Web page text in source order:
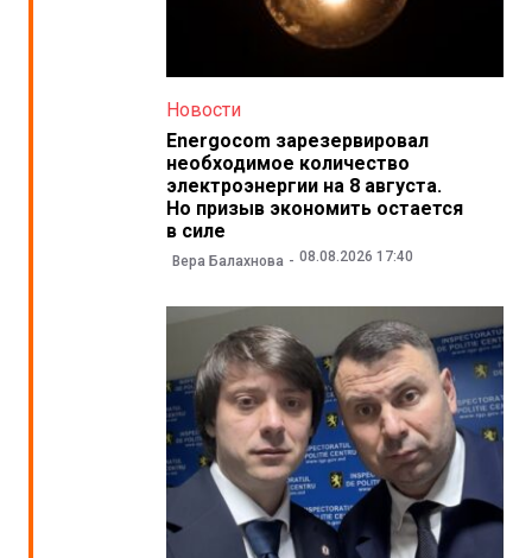
Новости
Energocom зарезервировал
необходимое количество
электроэнергии на 8 августа.
Но призыв экономить остается
в силе
Вера Балахнова 08.08.2026 17:40